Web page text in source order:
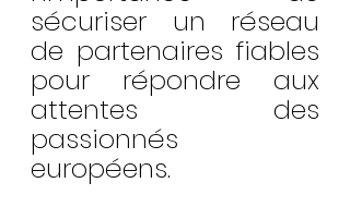
sécuriser un réseau
de partenaires fiables
pour répondre aux
attentes des
passionnés
européens.